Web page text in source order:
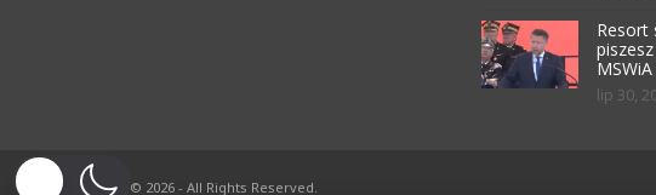
Resort
lip 30,
© 2026 - All Rights Reserved.